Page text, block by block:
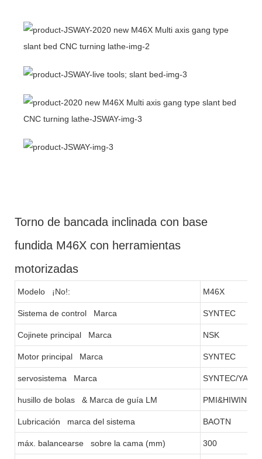
Torno de bancada inclinada con base
fundida M46X con herramientas
motorizadas
Modelo ¡No!: M46X
Sistema de control Marca SYNTEC
Cojinete principal Marca NSK
Motor principal Marca SYNTEC
servosistema Marca SYNTEC/
husillo de bolas & Marca de guía LM PMI&HIWIN
Lubricación marca del sistema BAOTN
máx. balancearse sobre la cama (mm) 300